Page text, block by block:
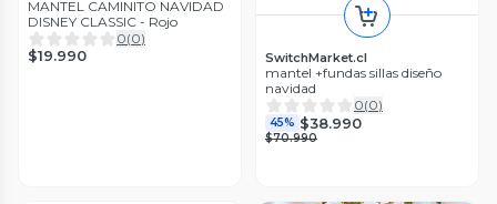
MANTEL CAMINITO NAVIDAD
DISNEY CLASSIC - Rojo
0(0)
$19.990 SwitchMarket.cl
mantel +fundas sillas diseño
navidad
0(0)
45% $38.990
$70.990